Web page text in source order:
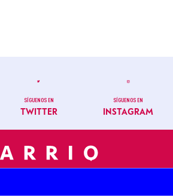
SÍGUENOS EN
TWITTER
SÍGUENOS EN
INSTAGRAM